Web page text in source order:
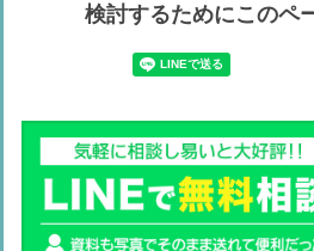
検討するためにこのペ